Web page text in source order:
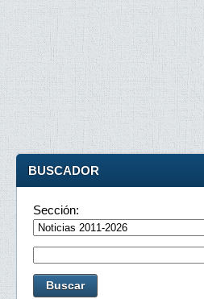
BUSCADOR
Sección: